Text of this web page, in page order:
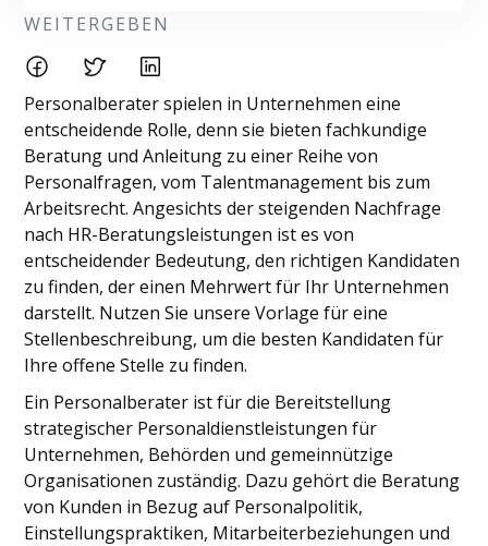
WEITERGEBEN
Personalberater spielen in Unternehmen eine
entscheidende Rolle, denn sie bieten fachkundige
Beratung und Anleitung zu einer Reihe von
Personalfragen, vom Talentmanagement bis zum
Arbeitsrecht. Angesichts der steigenden Nachfrage
nach HR-Beratungsleistungen ist es von
entscheidender Bedeutung, den richtigen Kandidaten
zu finden, der einen Mehrwert für Ihr Unternehmen
darstellt. Nutzen Sie unsere Vorlage für eine
Stellenbeschreibung, um die besten Kandidaten für
Ihre offene Stelle zu finden.
Ein Personalberater ist für die Bereitstellung
strategischer Personaldienstleistungen für
Unternehmen, Behörden und gemeinnützige
Organisationen zuständig. Dazu gehört die Beratung
von Kunden in Bezug auf Personalpolitik,
Einstellungspraktiken, Mitarbeiterbeziehungen und